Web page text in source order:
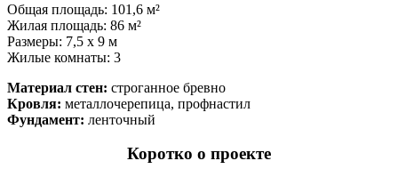
Общая площадь: 101,6 м²
Жилая площадь: 86 м²
Размеры: 7,5 x 9 м
Жилые комнаты: 3
Материал стен: строганное бревно
Кровля: металлочерепица, профнастил
Фундамент: ленточный
Коротко о проекте